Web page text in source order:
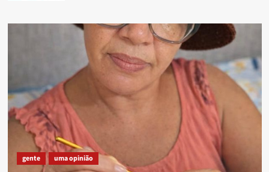
Ministério da Cultura promove curso de
formação gratuito para o setor cultural na
Baixada Fluminense
4
uma boa
Debate em Caxias destaca fortalecimento do
audiovisual comunitário na Baixada Fluminense
evento história uma boa
gente uma opinião